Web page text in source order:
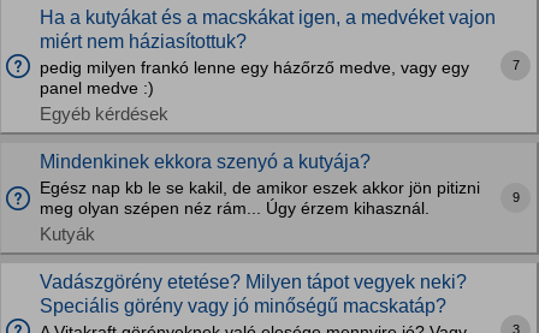
Ha a kutyákat és a macskákat igen, a medvéket vajon
miért nem háziasítottuk?
pedig milyen frankó lenne egy házőrző medve, vagy egy
panel medve :)
Egyéb kérdések
7
Mindenkinek ekkora szenyó a kutyája?
Egész nap kb le se kakil, de amikor eszek akkor jön pitizni
meg olyan szépen néz rám... Úgy érzem kihasznál.
Kutyák
9
Vadászgörény etetése? Milyen tápot vegyek neki?
Speciális görény vagy jó minőségű macskatáp?
3